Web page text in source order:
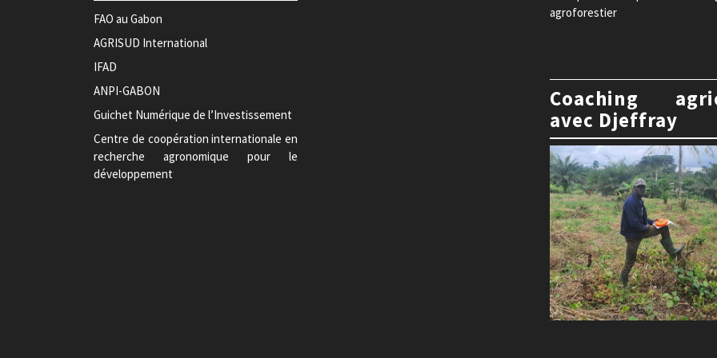
FAO au Gabon
AGRISUD International
IFAD
ANPI-GABON
Guichet Numérique de l’Investissement
Centre de coopération internationale en
recherche agronomique pour le
développement
agroforestier
Coaching
avec Djeffray